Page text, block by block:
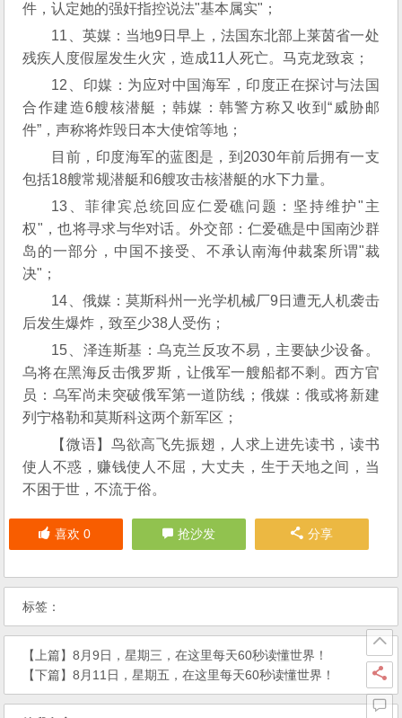
件，认定她的强奸指控说法"基本属实"；
11、英媒：当地9日早上，法国东北部上莱茵省一处
残疾人度假屋发生火灾，造成11人死亡。马克龙致哀；
12、印媒：为应对中国海军，印度正在探讨与法国
合作建造6艘核潜艇；韩媒：韩警方称又收到“威胁邮
件”，声称将炸毁日本大使馆等地；
目前，印度海军的蓝图是，到2030年前后拥有一支
包括18艘常规潜艇和6艘攻击核潜艇的水下力量。
13、菲律宾总统回应仁爱礁问题：坚持维护"主
权"，也将寻求与华对话。外交部：仁爱礁是中国南沙群
岛的一部分，中国不接受、不承认南海仲裁案所谓"裁
决"；
14、俄媒：莫斯科州一光学机械厂9日遭无人机袭击
后发生爆炸，致至少38人受伤；
15、泽连斯基：乌克兰反攻不易，主要缺少设备。
乌将在黑海反击俄罗斯，让俄军一艘船都不剩。西方官
员：乌军尚未突破俄军第一道防线；俄媒：俄或将新建
列宁格勒和莫斯科这两个新军区；
【微语】鸟欲高飞先振翅，人求上进先读书，读书
使人不惑，赚钱使人不屈，大丈夫，生于天地之间，当
不困于世，不流于俗。
喜欢 0 抢沙发 分享
标签：
【上篇】8月9日，星期三，在这里每天60秒读懂世界！
【下篇】8月11日，星期五，在这里每天60秒读懂世界！